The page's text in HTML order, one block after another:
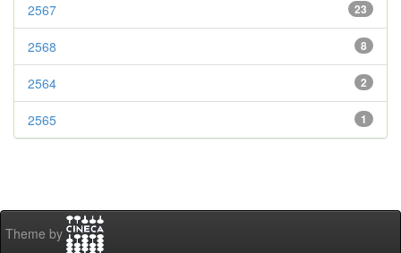
23
2567
8
2568
2
2564
1
2565
Theme by